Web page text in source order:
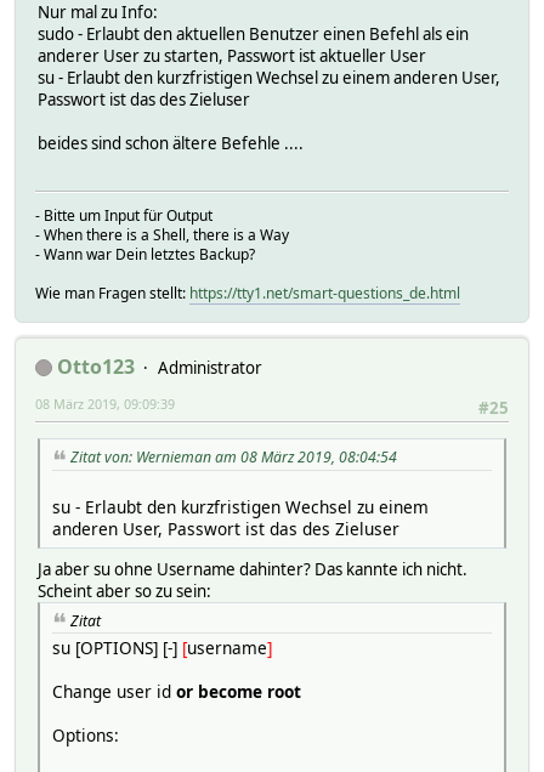
Nur mal zu Info:
sudo - Erlaubt den aktuellen Benutzer einen Befehl als ein
anderer User zu starten, Passwort ist aktueller User
su - Erlaubt den kurzfristigen Wechsel zu einem anderen User,
Passwort ist das des Zieluser
beides sind schon ältere Befehle ....
- Bitte um Input für Output
- When there is a Shell, there is a Way
- Wann war Dein letztes Backup?
Wie man Fragen stellt: https://tty1.net/smart-questions_de.html
Otto123
Administrator
#25
08 März 2019, 09:09:39
Zitat von: Wernieman am 08 März 2019, 08:04:54
su - Erlaubt den kurzfristigen Wechsel zu einem
anderen User, Passwort ist das des Zieluser
Ja aber su ohne Username dahinter? Das kannte ich nicht.
Scheint aber so zu sein:
Zitat
su [OPTIONS] [-] [username]
Change user id or become root
Options: